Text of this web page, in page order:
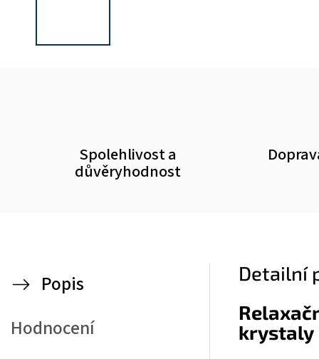
Spolehlivost a
důvěryhodnost
Popis
Hodnocení
Detailní
krystaly